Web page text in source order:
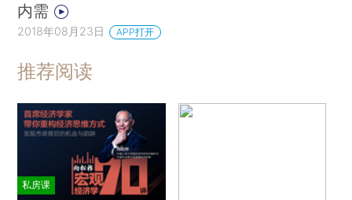
内需
2018年08月23日 APP打开
推荐阅读
私房课